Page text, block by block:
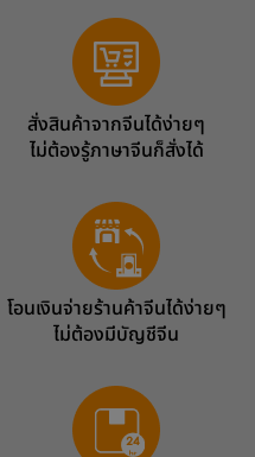
สั่งสินค้าจากจีนได้ง่ายๆ
ไม่ต้องรู้ภาษาจีนก็สั่งได้
โอนเงินจ่ายร้านค้าจีนได้ง่ายๆ
ไม่ต้องมีบัญชีจีน